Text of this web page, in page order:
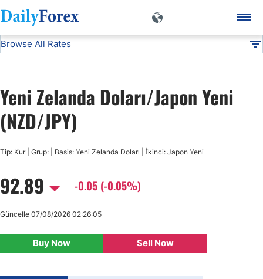
DF Currencies NZD/JPY
Browse All Rates
USD/CHF
USD/CAD
AUD/USD
Yeni Zelanda Doları/Japon Yeni
(NZD/JPY)
Tip: Kur | Grup: | Basis: Yeni Zelanda Doları | İkinci: Japon Yeni
92.89 -0.05 (-0.05%)
Buy Now Sell Now
Güncelle 07/08/2026 02:26:05